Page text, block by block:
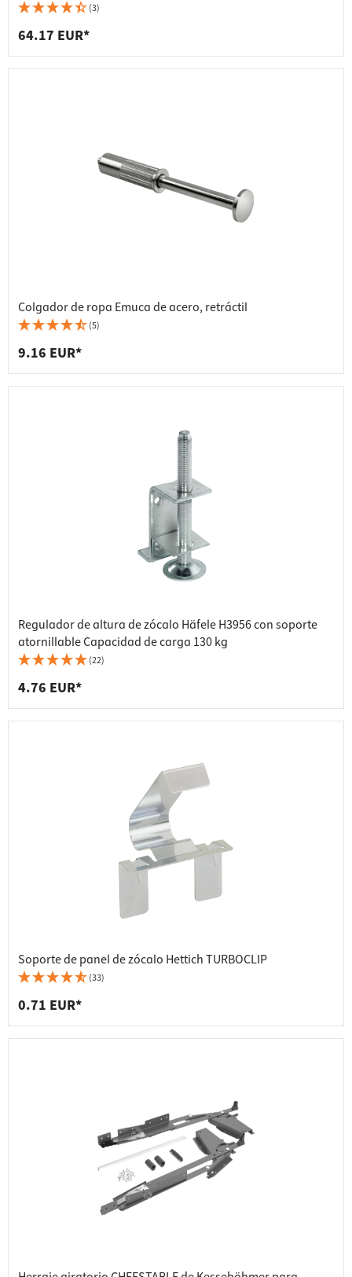
(3)
64.17 EUR*
Colgador de ropa Emuca de acero, retráctil
(5)
9.16 EUR*
Regulador de altura de zócalo Häfele H3956 con soporte
atornillable Capacidad de carga 130 kg
(22)
4.76 EUR*
Soporte de panel de zócalo Hettich TURBOCLIP
(33)
0.71 EUR*